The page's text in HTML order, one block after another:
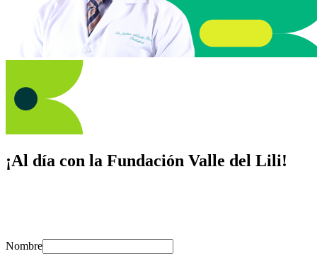
¡Al día con la Fundación Valle del Lili!
Nombre